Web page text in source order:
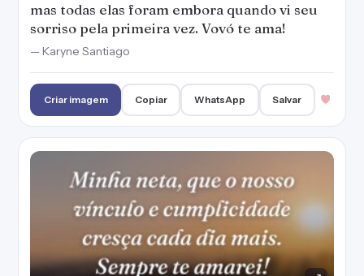
mas todas elas foram embora quando vi seu
sorriso pela primeira vez. Vovó te ama!
— Karyne Santiago
Criar imagem Copiar WhatsApp Salvar